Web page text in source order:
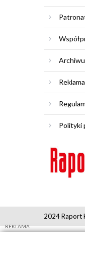
Reklama
Polityki
2024 Raport